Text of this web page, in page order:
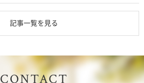
記事一覧を見る
CONTACT